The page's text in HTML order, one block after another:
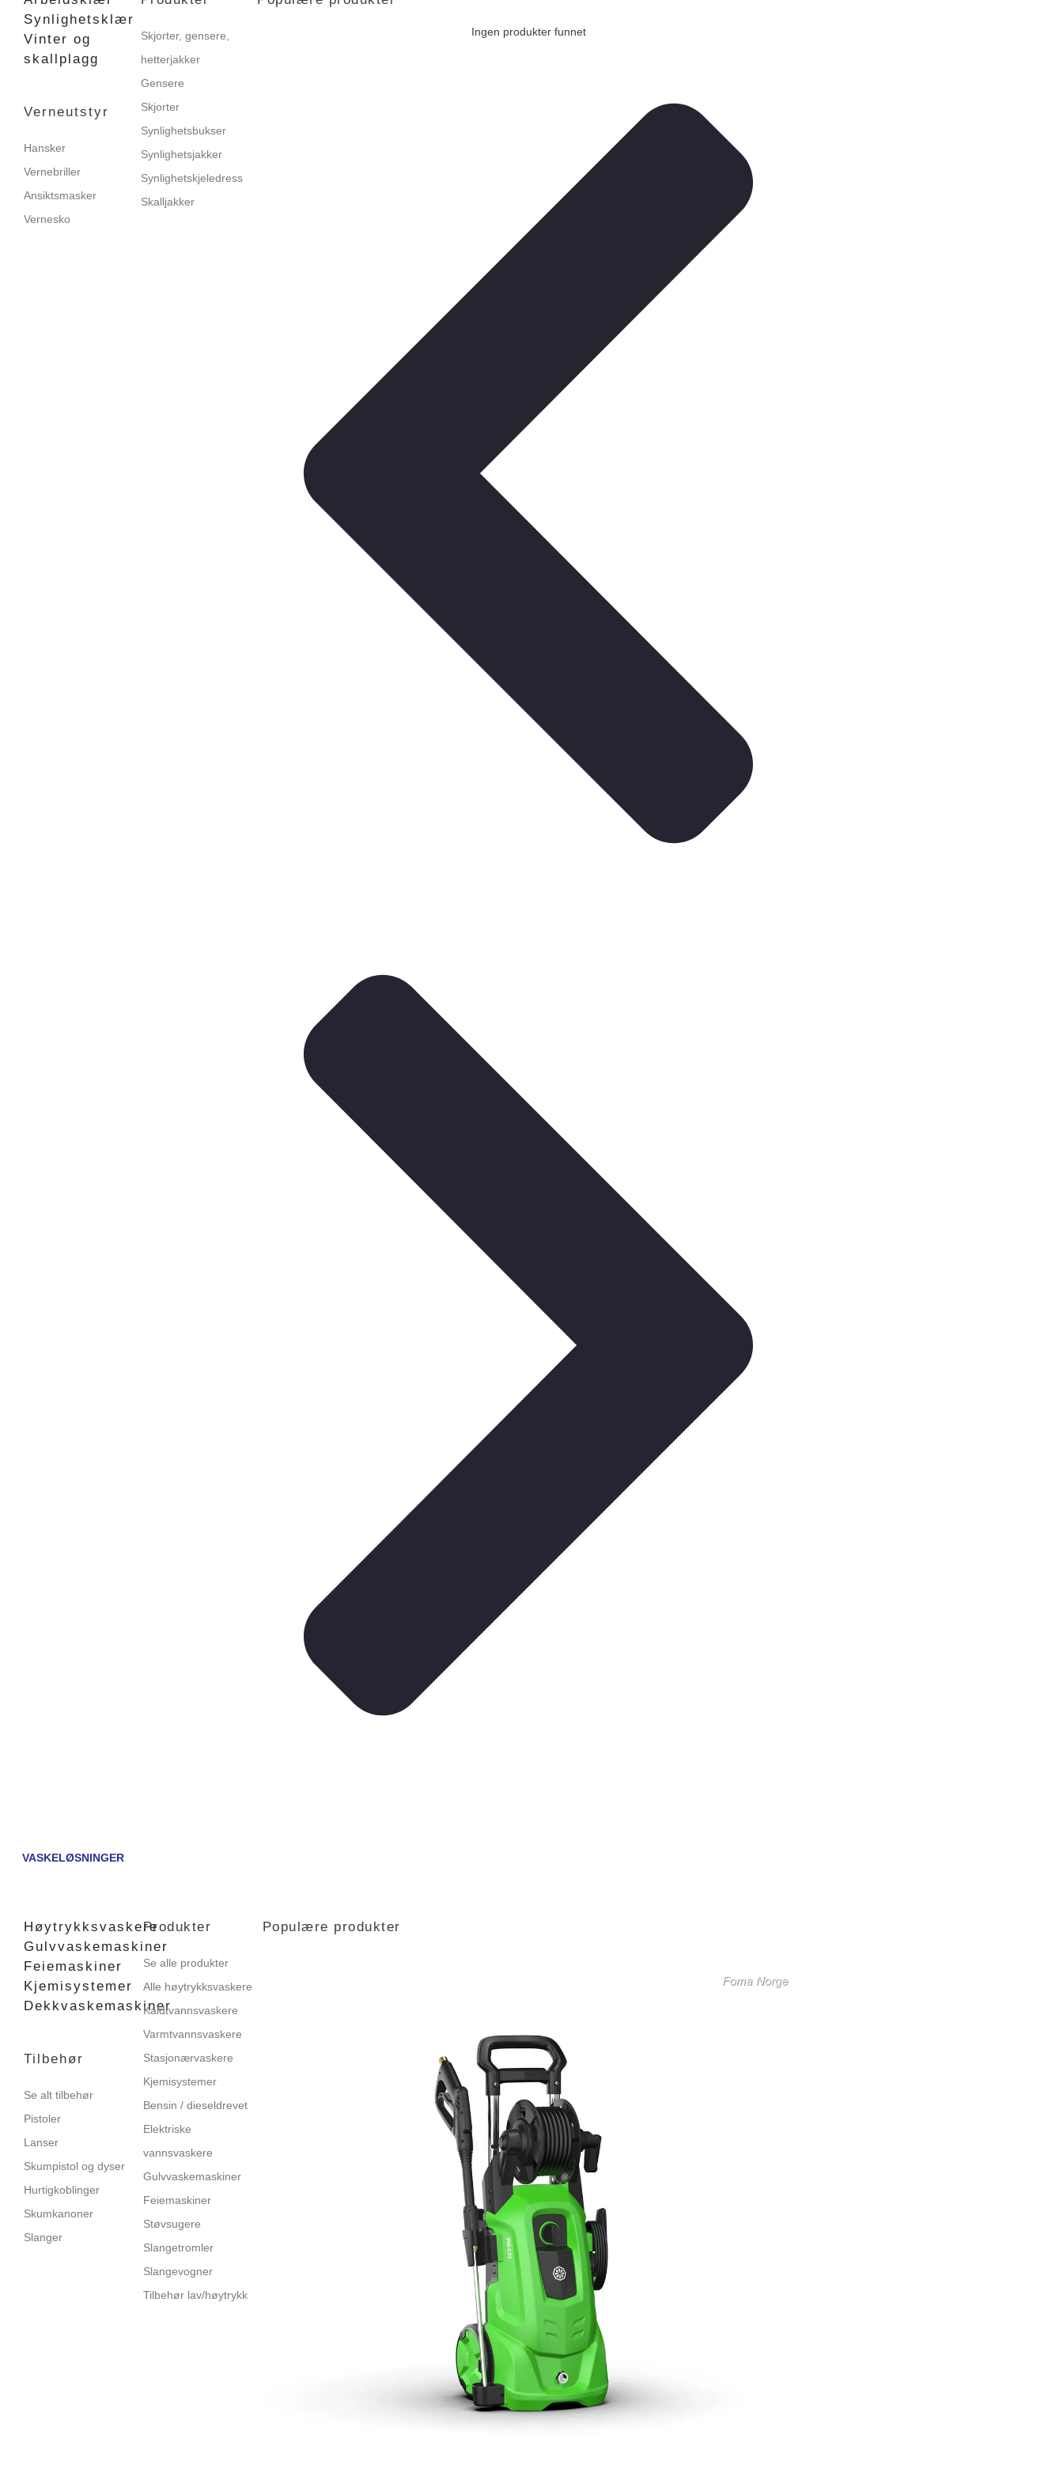
Synlighetsklær
Vinter og
skallplagg
Verneutstyr
Hansker
Vernebriller
Ansiktsmasker
Vernesko
Skjorter, gensere,
hetterjakker
Gensere
Skjorter
Synlighetsbukser
Synlighetsjakker
Synlighetskjeledress
Skalljakker
Ingen produkter funnet
VASKELØSNINGER
Høytrykksvaskere
Gulvvaskemaskiner
Feiemaskiner
Kjemisystemer
Dekkvaskemaskiner
Tilbehør
Se alt tilbehør
Pistoler
Lanser
Skumpistol og dyser
Hurtigkoblinger
Skumkanoner
Slanger
Produkter
Se alle produkter
Alle høytrykksvaskere
Kaldtvannsvaskere
Varmtvannsvaskere
Stasjonærvaskere
Kjemisystemer
Bensin / dieseldrevet
Elektriske
vannsvaskere
Gulvvaskemaskiner
Feiemaskiner
Støvsugere
Slangetromler
Slangevogner
Tilbehør lav/høytrykk
Populære produkter